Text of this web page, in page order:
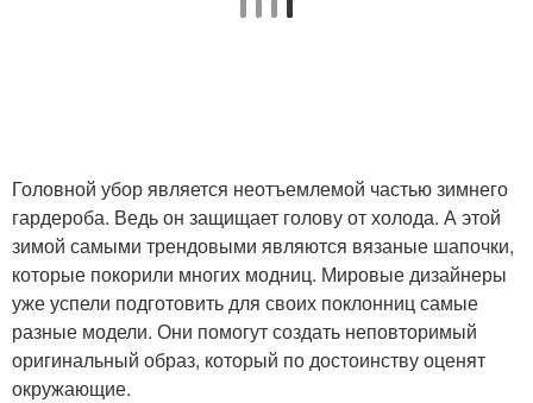
Головной убор является неотъемлемой частью зимнего
гардероба. Ведь он защищает голову от холода. А этой
зимой самыми трендовыми являются вязаные шапочки,
которые покорили многих модниц. Мировые дизайнеры
уже успели подготовить для своих поклонниц самые
разные модели. Они помогут создать неповторимый
оригинальный образ, который по достоинству оценят
окружающие.